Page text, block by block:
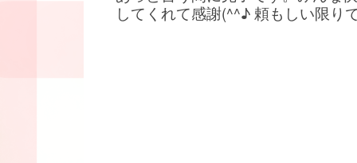
してくれて感謝(^^♪ 頼もしい限り